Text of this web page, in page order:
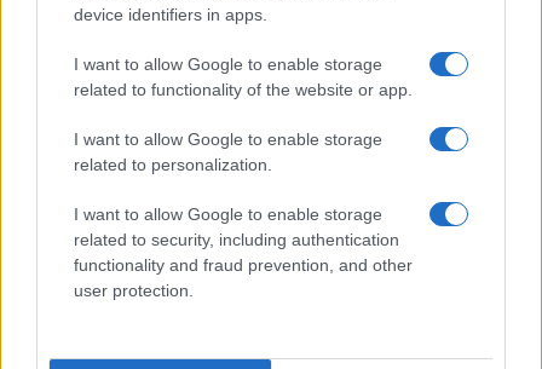
device identifiers in apps.
I want to allow Google to enable storage
related to functionality of the website or app.
I want to allow Google to enable storage
related to personalization.
I want to allow Google to enable storage
related to security, including authentication
functionality and fraud prevention, and other
user protection.
Δείτε το OmniCommerce Conference